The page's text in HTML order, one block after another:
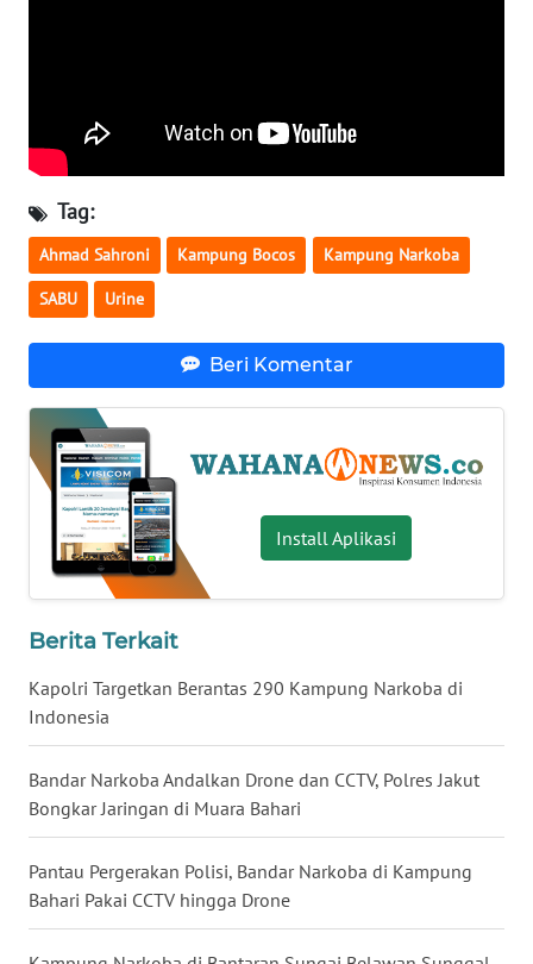
Tag:
Ahmad Sahroni Kampung Bocos Kampung Narkoba
SABU Urine
Beri Komentar
Install Aplikasi
Berita Terkait
Kapolri Targetkan Berantas 290 Kampung Narkoba di
Indonesia
Bandar Narkoba Andalkan Drone dan CCTV, Polres Jakut
Bongkar Jaringan di Muara Bahari
Pantau Pergerakan Polisi, Bandar Narkoba di Kampung
Bahari Pakai CCTV hingga Drone
SULTRA
WN
NTB
WN
SULTENG
SULBAR
WN
BABEL
WN
SUMBAR
WN
WN
WN
LAMPUNG
WN
JATENG